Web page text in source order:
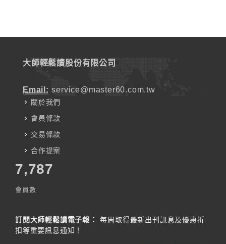
大師輕鬆讀股份有限公司
Email: service@master60.com.tw
關於我們
會員條款
交易條款
合作提案
7,787
會員數
訂閱大師輕鬆讀電子報：
每周取得最新出刊訊息及優惠折
扣等重要訊息通知！